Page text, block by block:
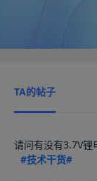
TA的帖子
请问有没有3.7V锂
#技术干货#